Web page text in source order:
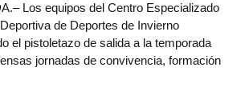
Los equipos del Centro Especializado
de Deportes de Invierno
el pistoletazo de salida a la temporada
jornadas de convivencia, formación